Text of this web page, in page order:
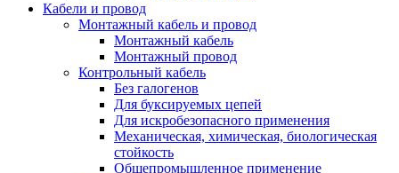
Кабели и провод
Монтажный кабель и провод
Монтажный кабель
Монтажный провод
Контрольный кабель
Без галогенов
Для буксируемых цепей
Для искробезопасного применения
Механическая, химическая, биологическая
стойкость
Общепромышленное применение